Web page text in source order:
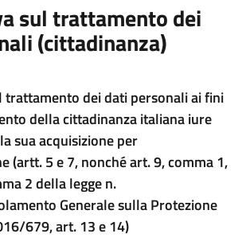
sul trattamento dei
(cittadinanza)
dei dati personaliai fini
della cittadinanza italiana iure
sua acquisizione per
(artt. 5 e 7, nonché art. 9, comma 1,
2 della legge n.
Generale sulla Protezione
679, art. 13 e 14)